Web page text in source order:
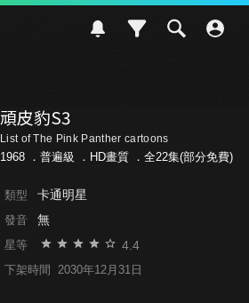
頑皮豹S3
List of The Pink Panther cartoons
1968 ． 普遍級 ．HD畫質 ．全22集(部分免費)
類型 卡通明星
發音 無
星等 4.4
下架時間 2030年12月31日